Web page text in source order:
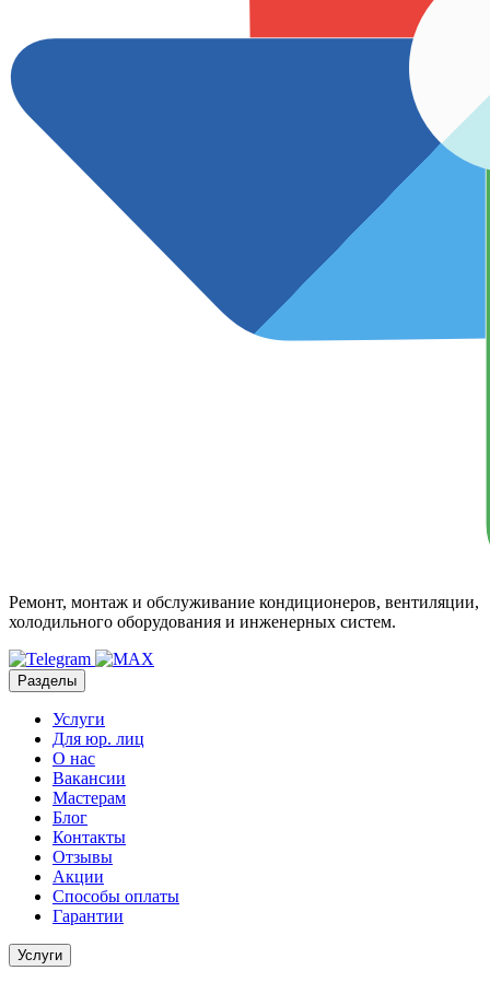
Ремонт, монтаж и обслуживание кондиционеров, вентиляции,
холодильного оборудования и инженерных систем.
Разделы
Услуги
Для юр. лиц
О нас
Вакансии
Мастерам
Блог
Контакты
Отзывы
Акции
Способы оплаты
Гарантии
Услуги